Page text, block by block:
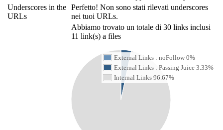
Underscores in the
URLs
Perfetto! Non sono stati rilevati underscores
nei tuoi URLs.
Abbiamo trovato un totale di 30 links inclusi
11 link(s) a files
External Links : noFollow 0%
External Links : Passing Juice 3.33%
Internal Links 96.67%